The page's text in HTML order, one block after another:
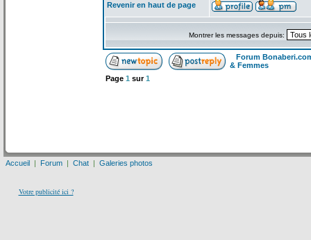
Revenir en haut de page
Montrer les messages depuis:
Forum
& Femmes
Page 1 sur1
Accueil | Forum | Chat | Galeries photos
Votre publicité ici ?